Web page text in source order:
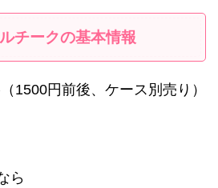
チークの基本情報
1500円前後、ケース別売り）
ら